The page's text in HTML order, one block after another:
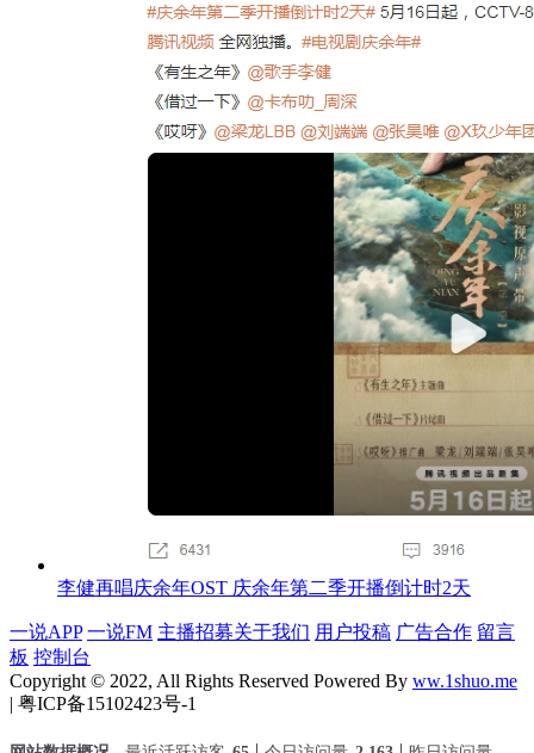
李健再唱庆余年OST 庆余年第二季开播倒计时2天
一说APP 一说FM 主播招募关于我们 用户投稿 广告合作 留言
板 控制台
Copyright © 2022, All Rights Reserved Powered By ww.1shuo.me
| 粤ICP备15102423号-1